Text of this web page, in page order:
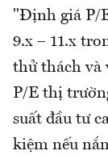
"Định giá P/
9.x – 11.x
thử thách và
P/E thị
suất đầu tư
kiệm nếu